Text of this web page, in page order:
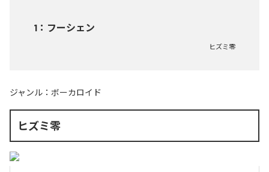
1 ： フーシェン
ヒズミ零
ジャンル： ボーカロイド
ヒズミ零